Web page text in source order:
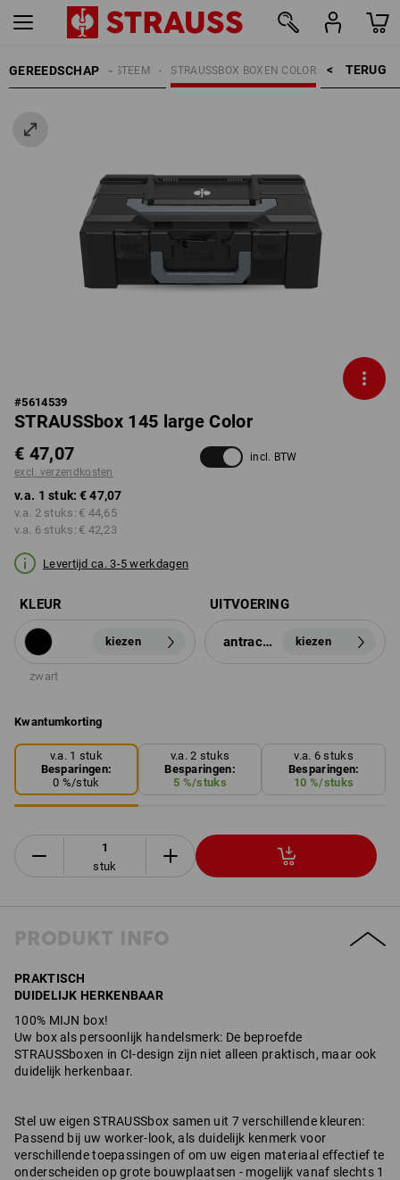
GEREEDSCHAP TERUG    >
STRAUSSBOX BOXEN COLOR
STRAUSSBOX SYSTEEM
#5614539
STRAUSSbox 145 large Color
€ 47,07
excl. verzendkosten
incl. BTW
v.a. 1 stuk: € 47,07
v.a. 2 stuks: € 44,65
v.a. 6 stuks: € 42,23
Levertijd ca. 3-5 werkdagen
KLEUR
kiezen
zwart
UITVOERING
antraciet kiezen
Kwantumkorting
v.a. 1 stuk
Besparingen:
0 %/stuk
v.a. 2 stuks
Besparingen:
5 %/stuks
v.a. 6 stuks
Besparingen:
10 %/stuks
stuk
PRODUKT INFO
PRAKTISCH
DUIDELIJK HERKENBAAR
100% MIJN box!
Uw box als persoonlijk handelsmerk: De beproefde
STRAUSSboxen in CI-design zijn niet alleen praktisch, maar ook
duidelijk herkenbaar.
Stel uw eigen STRAUSSbox samen uit 7 verschillende kleuren:
Passend bij uw worker-look, als duidelijk kenmerk voor
verschillende toepassingen of om uw eigen materiaal effectief te
onderscheiden op grote bouwplaatsen - mogelijk vanaf slechts 1